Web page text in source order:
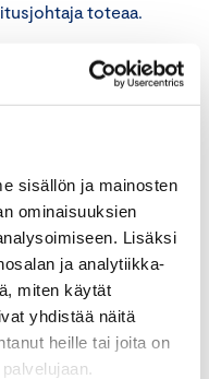
sisällön ja mainosten
ominaisuuksien
Lisäksi
ja analytiikka-
miten käytät
yhdistää näitä
heille tai joita on
toteaa.
Hänestä tuli
myötä, joten
yli tuplasti tätä